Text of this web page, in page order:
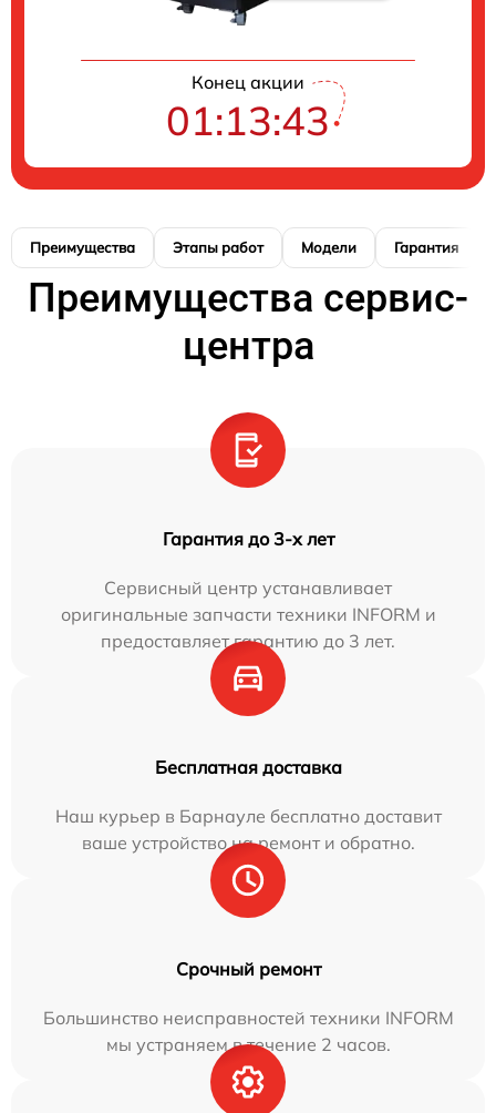
Конец акции
01:13:42
Преимущества Этапы работ Модели Гарантия
Преимущества сервис-
центра
Гарантия до 3-х лет
Сервисный центр устанавливает
оригинальные запчасти техники INFORM и
предоставляет гарантию до 3 лет.
Бесплатная доставка
Наш курьер в Барнауле бесплатно доставит
ваше устройство на ремонт и обратно.
Срочный ремонт
Большинство неисправностей техники INFORM
мы устраняем в течение 2 часов.